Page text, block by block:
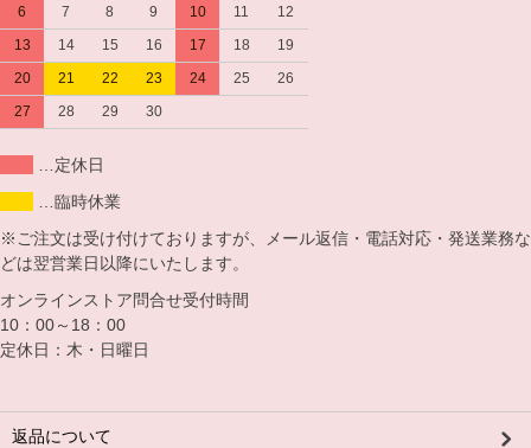
6
7 8 9 10 11
12
13
14 15 16 17 18
19
20
21 22 23 24 25
26
27
28 29 30
…定休日
…臨時休業
※ご注文は受け付けておりますが、メール返信・電話対応・発送業務な
どは翌営業日以降にいたします。
オンラインストア問合せ受付時間
10：00～18：00
定休日：木・日曜日
返品について